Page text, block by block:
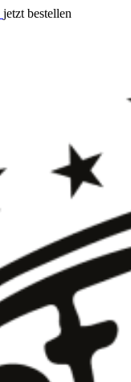
jetzt bestellen